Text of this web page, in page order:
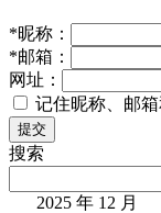
*昵称：
*邮箱：
网址：
记住昵称、邮
提交
搜索
2025 年 12 月